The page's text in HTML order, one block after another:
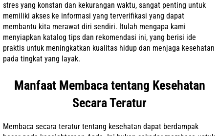
stres yang konstan dan kekurangan waktu, sangat penting untuk
memiliki akses ke informasi yang terverifikasi yang dapat
membantu kita merawat diri sendiri. Itulah mengapa kami
menyiapkan katalog tips dan rekomendasi ini, yang berisi ide
praktis untuk meningkatkan kualitas hidup dan menjaga kesehatan
pada tingkat yang layak.
Manfaat Membaca tentang Kesehatan
Secara Teratur
Membaca secara teratur tentang kesehatan dapat berdampak